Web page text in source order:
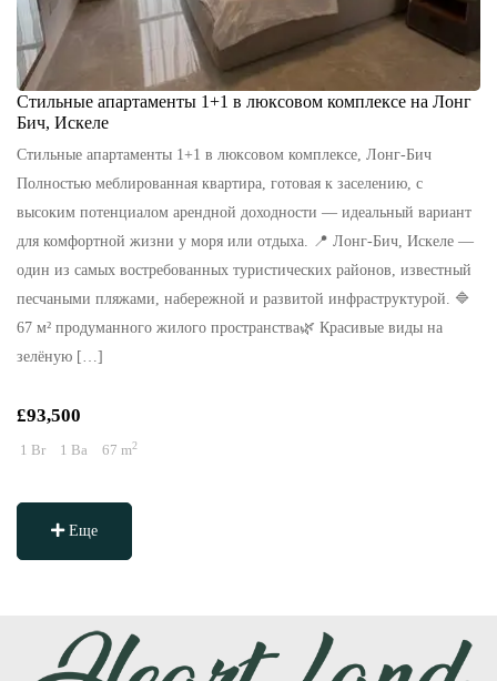
Стильные апартаменты 1+1 в люксовом комплексе на Лонг
Бич, Искеле
Стильные апартаменты 1+1 в люксовом комплексе, Лонг-Бич
Полностью меблированная квартира, готовая к заселению, с
высоким потенциалом арендной доходности — идеальный вариант
для комфортной жизни у моря или отдыха. 📍 Лонг-Бич, Искеле —
один из самых востребованных туристических районов, известный
песчаными пляжами, набережной и развитой инфраструктурой. 🔷
67 м² продуманного жилого пространства🌿 Красивые виды на
зелёную […]
£93,500
1 Br 1 Ba 67 m2
Еще